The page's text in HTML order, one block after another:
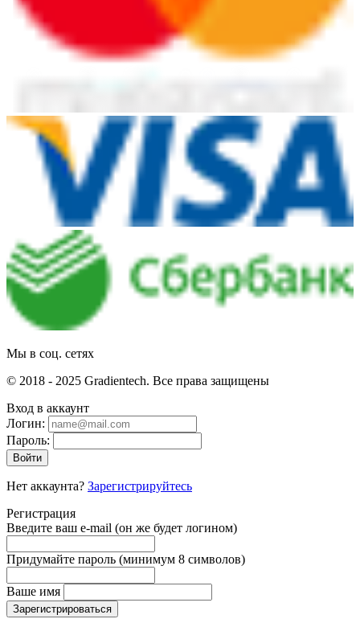
Мы в соц. сетях
© 2018 - 2025 Gradientech. Все права защищены
Вход в аккаунт
Логин:
Пароль:
Войти
Нет аккаунта? Зарегистрируйтесь
Регистрация
Введите ваш e-mail (он же будет логином)
Придумайте пароль (минимум 8 символов)
Ваше имя
Зарегистрироваться